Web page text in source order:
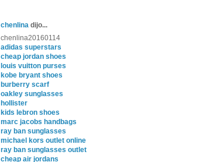
chenlina dijo...
chenlina20160114
adidas superstars
cheap jordan shoes
louis vuitton purses
kobe bryant shoes
burberry scarf
oakley sunglasses
hollister
kids lebron shoes
marc jacobs handbags
ray ban sunglasses
michael kors outlet online
ray ban sunglasses outlet
cheap air jordans